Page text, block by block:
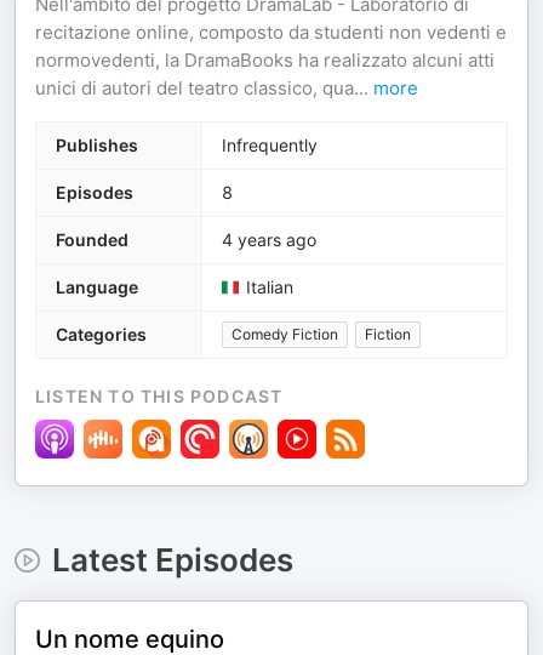
recitazione online, composto da studenti non vedenti e
normovedenti, la DramaBooks ha realizzato alcuni atti
unici di autori del teatro classico, qua... more
Publishes Infrequently
Episodes 8
Founded 4 years ago
Language Italian
Categories Comedy Fiction Fiction
LISTEN TO THIS PODCAST
Latest Episodes
Un nome equino